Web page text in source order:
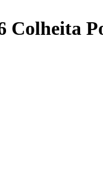
Colheita